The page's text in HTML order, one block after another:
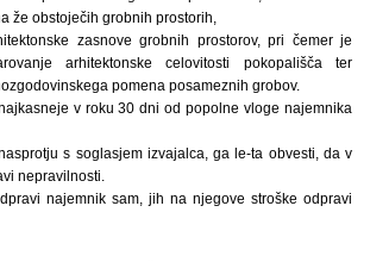
že obstoječih grobnih prostorih,
zasnove grobnih prostorov, pri čemer je
arhitektonske celovitosti pokopališča ter
pomena posameznih grobov.
v roku 30 dni od popolne vloge najemnika
s soglasjem izvajalca, ga le-ta obvesti, da v
nepravilnosti.
najemnik sam, jih na njegove stroške odpravi